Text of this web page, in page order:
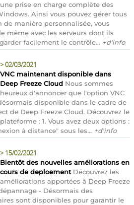
une prise en charge complète des
Ainsi vous pouvez gérer tous
manière personnalisée, vous
même avec les serveurs dont ils
facilement le contrôle... +d'info
>02/03/2021
VNC maintenant disponible dans
Deep Freeze Cloud Nous sommes
heureux d'annoncer que l'option VNC
disponible dans le cadre de
de Deep Freeze Cloud. Découvrez le
: 1. Vous avez deux options :
à distance" sous les... +d'info
> 15/02/2021
Bientôt des nouvelles améliorations en
cours de deploementDécouvrez les
améliorations apportées à Deep Freeze
- Désormais des
sont disponibles pour garantir le